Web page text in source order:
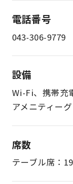
電話番号
043-306-9779
設備
Wi-Fi、携帯充
アメニティー
席数
テーブル席：